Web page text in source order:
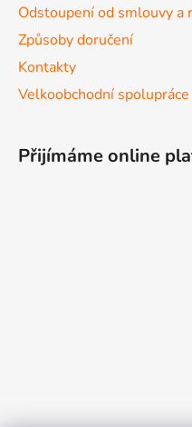
Odstoupení od smlouvy a
Způsoby doručení
Kontakty
Velkoobchodní spolupráce
Přijímáme online